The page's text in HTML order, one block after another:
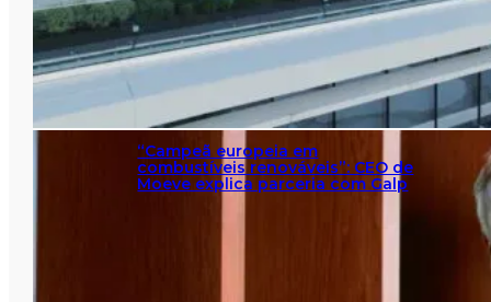
“Campeã europeia em
combustíveis renováveis”: CEO de
Moeve explica parceria com Galp